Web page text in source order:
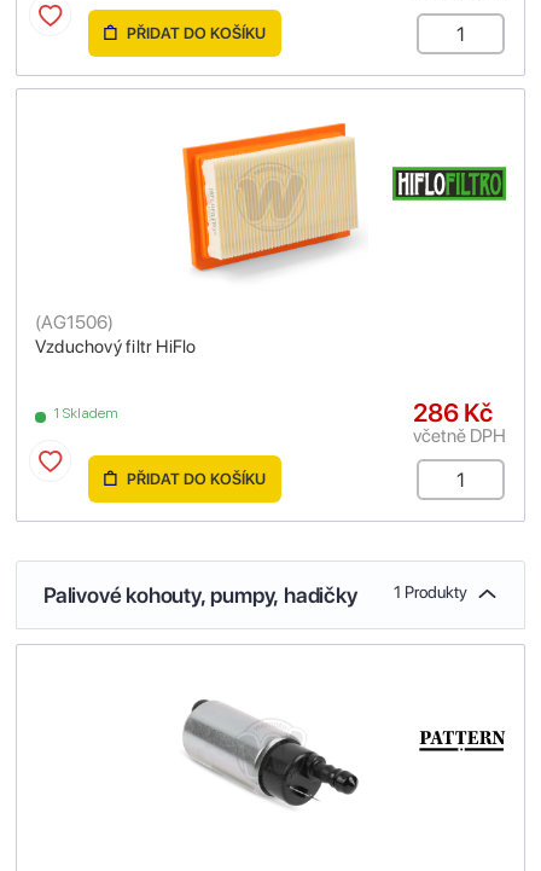
PŘIDAT DO KOŠÍKU
Vzduchový filtr HiFlo
(AG1506)
1 Skladem 286 Kč
včetně DPH
PŘIDAT DO KOŠÍKU
Palivové kohouty, pumpy, hadičky 1 Produkty